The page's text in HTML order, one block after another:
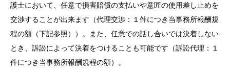
護士において、任意で損害賠償の支払いや意匠の使用差し止めを
交渉することが出来ます（代理交渉：１件につき当事務所報酬規
程の額（下記参照））。また、任意での話し合いでは決着しない
とき、訴訟によって決着をつけることも可能です（訴訟代理：１
件につき当事務所報酬規程の額）。